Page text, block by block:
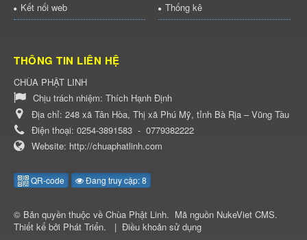
Kết nối web
Thống kê
THÔNG TIN LIÊN HỆ
CHÙA PHẬT LINH
Chịu trách nhiệm: Thích Hạnh Định
Địa chỉ: 248 xã Tân Hòa, Thị xã Phú Mỹ, tỉnh Bà Rịa – Vũng Tàu
Điện thoại: 0254-3891583 - 0779382222
Website: http://chuaphatlinh.com
QR-code Đang truy cập: 8
© Bản quyền thuộc về Chùa Phật Linh. Mã nguồn NukeViet CMS.
Thiết kế bởi Phát Triển. | Điều khoản sử dụng